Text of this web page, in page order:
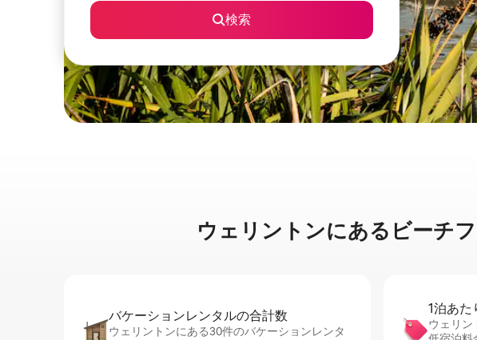
検索
ウェリントンに⁠あ⁠るビ⁠ー⁠チ⁠
バケーションレ⁠ン⁠タ⁠ル⁠の合⁠計⁠数
ウェリントンにある30件のバケーションレンタ
1泊あた
ウェリン